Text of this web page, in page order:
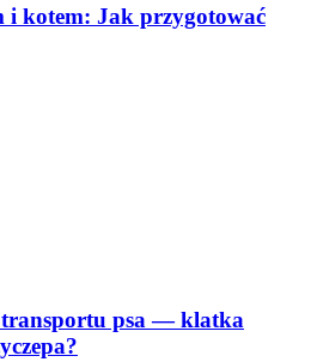
i kotem: Jak przygotować
psa — klatka